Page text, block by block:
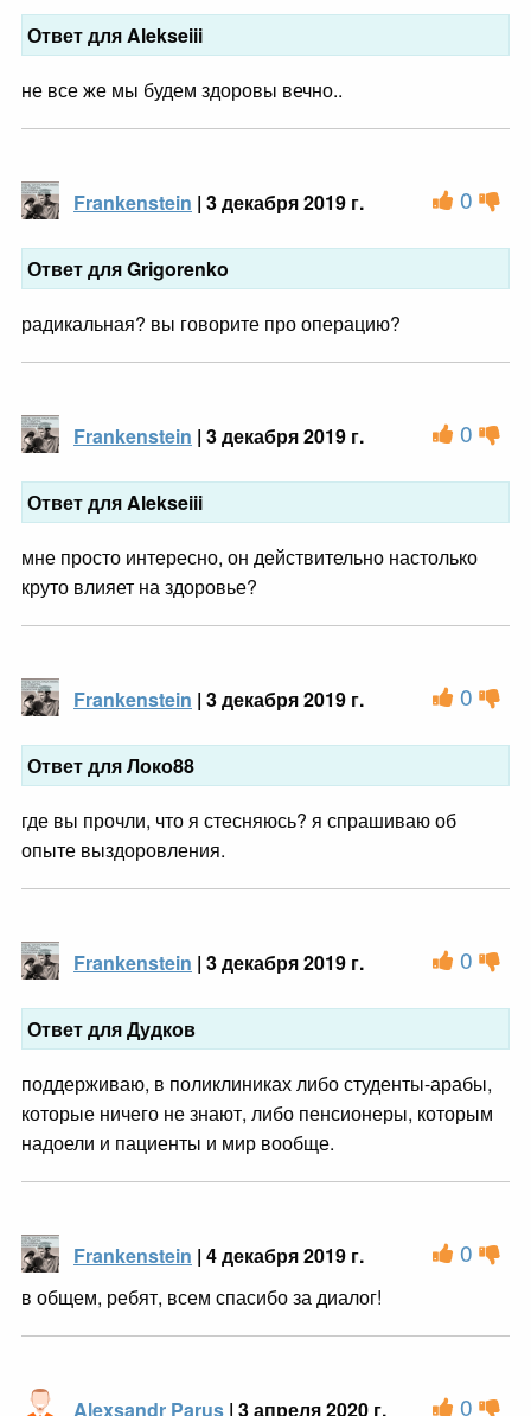
Ответ для Alekseiii
не все же мы будем здоровы вечно..
Frankenstein | 3 декабря 2019 г. 0
Ответ для Grigorenko
радикальная? вы говорите про операцию?
Frankenstein | 3 декабря 2019 г. 0
Ответ для Alekseiii
мне просто интересно, он действительно настолько
круто влияет на здоровье?
Frankenstein | 3 декабря 2019 г. 0
Ответ для Локо88
где вы прочли, что я стесняюсь? я спрашиваю об
опыте выздоровления.
Frankenstein | 3 декабря 2019 г. 0
Ответ для Дудков
поддерживаю, в поликлиниках либо студенты-арабы,
которые ничего не знают, либо пенсионеры, которым
надоели и пациенты и мир вообще.
Frankenstein | 4 декабря 2019 г. 0
в общем, ребят, всем спасибо за диалог!
Alexsandr Parus | 3 апреля 2020 г. 0